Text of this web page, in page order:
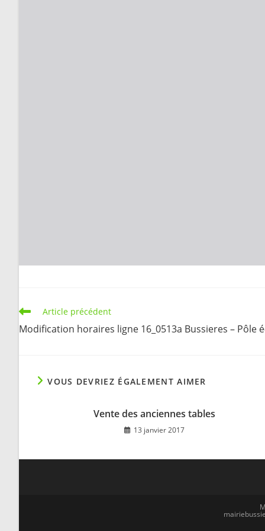
Read
more
articles
Article précédent
Modification horaires ligne 16_0513a Bussieres – Pôle
VOUS DEVRIEZ ÉGALEMENT AIMER
Vente des anciennes tables
13 janvier 2017